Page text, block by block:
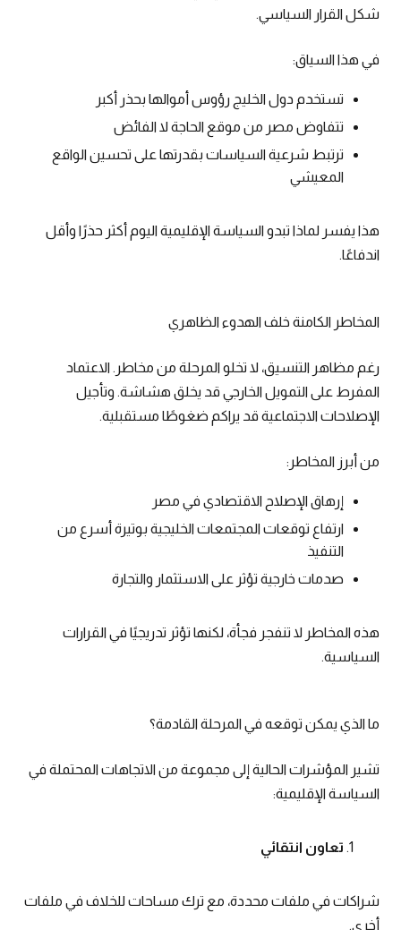
شكل القرار السياسي.
في هذا السياق:
تستخدم دول الخليج رؤوس أموالها بحذر أكبر
تتفاوض مصر من موقع الحاجة لا الفائض
ترتبط شرعية السياسات بقدرتها على تحسين الواقع
المعيشي
هذا يفسر لماذا تبدو السياسة الإقليمية اليوم أكثر حذرًا وأقل
اندفاعًا.
المخاطر الكامنة خلف الهدوء الظاهري
رغم مظاهر التنسيق، لا تخلو المرحلة من مخاطر. الاعتماد
المفرط على التمويل الخارجي قد يخلق هشاشة. وتأجيل
الإصلاحات الاجتماعية قد يراكم ضغوطًا مستقبلية.
من أبرز المخاطر:
إرهاق الإصلاح الاقتصادي في مصر
ارتفاع توقعات المجتمعات الخليجية بوتيرة أسرع من
التنفيذ
صدمات خارجية تؤثر على الاستثمار والتجارة
هذه المخاطر لا تنفجر فجأة، لكنها تؤثر تدريجيًا في القرارات
السياسية.
ما الذي يمكن توقعه في المرحلة القادمة؟
تشير المؤشرات الحالية إلى مجموعة من الاتجاهات المحتملة في
السياسة الإقليمية:
تعاون انتقائي
شراكات في ملفات محددة، مع ترك مساحات للخلاف في ملفات
أخرى.